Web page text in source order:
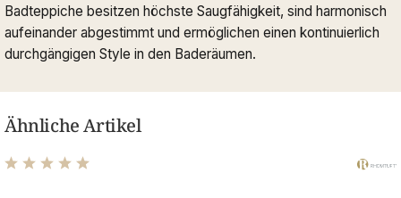
Badteppiche besitzen höchste Saugfähigkeit, sind harmonisch
aufeinander abgestimmt und ermöglichen einen kontinuierlich
durchgängigen Style in den Baderäumen.
Ähnliche Artikel